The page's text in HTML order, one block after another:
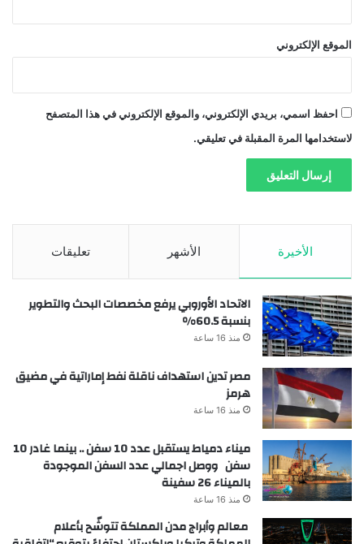
الموقع الإلكتروني
احفظ اسمي، بريدي الإلكتروني، والموقع الإلكتروني في هذا المتصفح
لاستخدامها المرة المقبلة في تعليقي.
الأخيرة الأشهر تعليقات
الاتحاد الأوروبي يرفع مخصصات البحث والتطوير
بنسبة 60.5%
منذ 16 ساعة
مصر تدين استهداف ناقلة نفط إماراتية في مضيق
هرمز
منذ 16 ساعة
ميناء دمياط يستقبل عدد 10 سفن .. بينما غادر 10
سفن ووصل اجمالي عدد السفن الموجودة
بالميناء 26 سفينة
منذ 16 ساعة
معالم وأبراج مدن المملكة تتوشّح بأعلام